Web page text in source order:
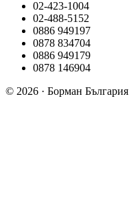
02-423-1004
02-488-5152
0886 949197
0878 834704
0886 949179
0878 146904
© 2026 · Борман България